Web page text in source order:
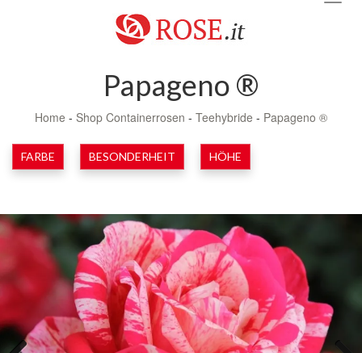
Papageno ®
Home - Shop Containerrosen - Teehybride - Papageno ®
FARBE BESONDERHEIT HÖHE